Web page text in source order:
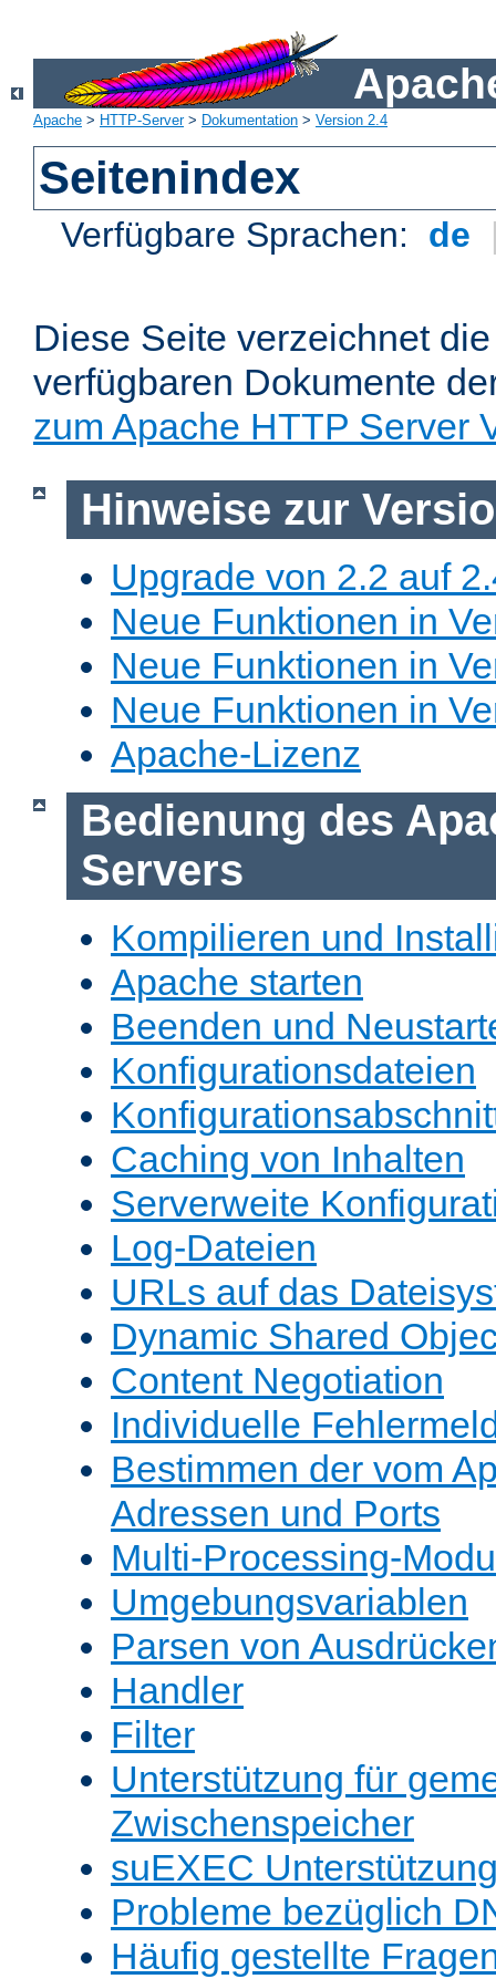
Apache > HTTP-Server> Dokumentation > Version 2.4
Seitenindex
Verfügbare Sprachen: de
Diese Seite verzeichnet
verfügbaren Dokumente
zum Apache HTTP Server
Hinweise zur
Upgrade von 2.2 auf
Neue Funktionen in
Neue Funktionen in
Neue Funktionen in
Apache-Lizenz
Bedienung des
Servers
Kompilieren und
Apache starten
Beenden und
Konfigurationsdateien
Caching von Inhalten
Serverweite
Log-Dateien
URLs auf das
Dynamic Shared
Content Negotiation
Individuelle
Bestimmen der vom
Adressen und Ports
Multi-Processing-
Umgebungsvariablen
Parsen von
Handler
Filter
Unterstützung für
Zwischenspeicher
suEXEC
Probleme bezüglich
Häufig gestellte